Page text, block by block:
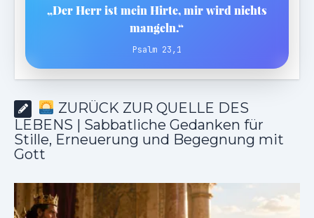
„Der Herr ist mein Hirte, mir wird nichts
mangeln.“
Psalm 23,1
ZURÜCK ZUR QUELLE DES
LEBENS | Sabbatliche Gedanken für
Stille, Erneuerung und Begegnung mit
Gott